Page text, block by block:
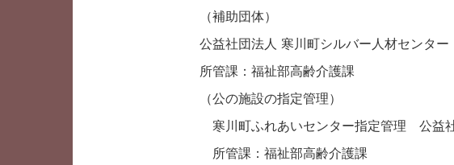
（補助団体）
公益社団法人 寒川町シルバー人材センター
所管課：福祉部高齢介護課
（公の施設の指定管理）
寒川町ふれあいセンター指定管理 公益
所管課：福祉部高齢介護課